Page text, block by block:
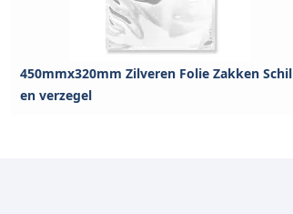
450mmx320mm Zilveren Folie Zakken Schil
en verzegel